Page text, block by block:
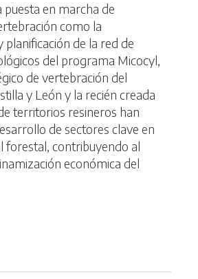
puesta en marcha de
como la
planificación de la red de
del programa Micocyl,
de vertebración del
y León y la recién creada
territorios resineros han
de sectores clave en
forestal, contribuyendo al
económica del